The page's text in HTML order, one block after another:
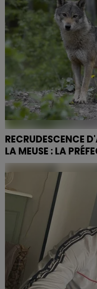
RECRUDESCENCE
LA MEUSE : LA
En une semaine,
attaquées entre Bar-
cette recrudescence